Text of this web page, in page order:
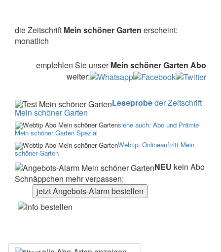
die Zeitschrift Mein schöner Garten erscheint:
monatlich
empfehlen Sie unserMein schöner Garten Abo
weiter:
Leseprobeder Zeitschrift
Mein schöner Garten
siehe auch: Abo und Prämie
Mein schöner Garten Spezial
Webtip: Onlineauftritt Mein
schöner Garten
NEU kein Abo
Schnäppchen mehr verpassen:
jetzt Angebots-Alarm bestellen